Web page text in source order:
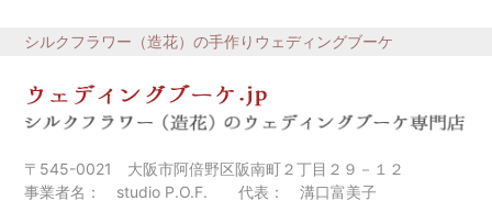
シルクフラワー（造花）の手作りウェディングブーケ
〒545-0021 大阪市阿倍野区阪南町２丁目２９－１２
事業者名： studio P.O.F. 代表： 溝口富美子